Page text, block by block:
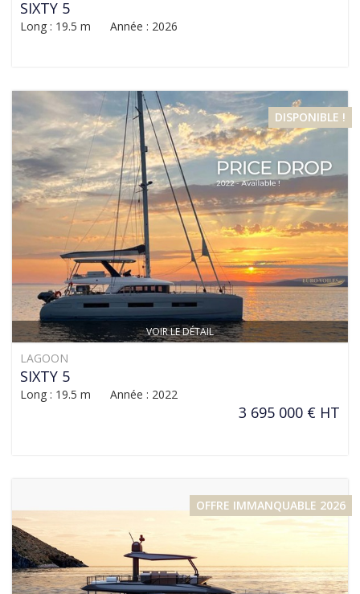
SIXTY 5
Long : 19.5 m Année : 2026
VOIR LE DÉTAIL
DISPONIBLE !
LAGOON
SIXTY 5
Long : 19.5 m Année : 2022
3 695 000 € HT
OFFRE IMMANQUABLE 2026